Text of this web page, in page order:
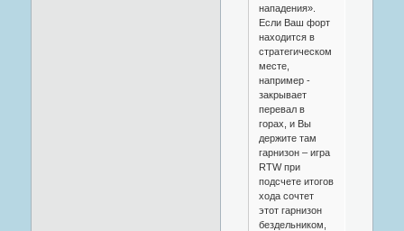
нападения».
Если Ваш форт
находится в
стратегическом
месте,
например -
закрывает
перевал в
горах, и Вы
держите там
гарнизон – игра
RTW при
подсчете итогов
хода сочтет
этот гарнизон
бездельником,